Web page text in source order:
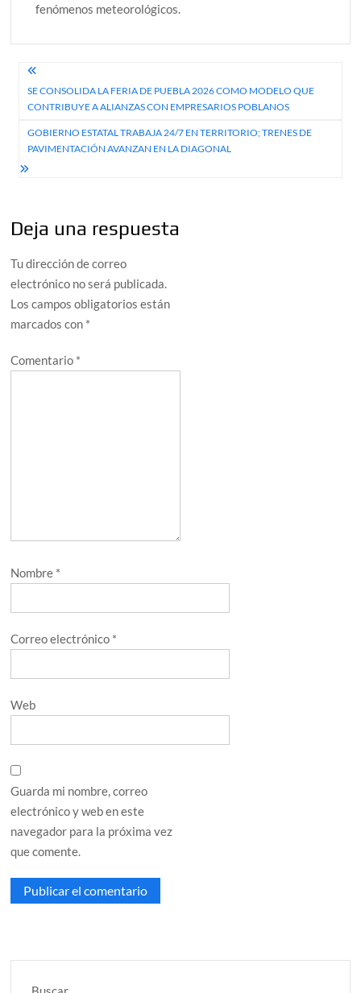
fenómenos meteorológicos.
Navegación
de
entradas
SE CONSOLIDA LA FERIA DE PUEBLA 2026 COMO MODELO QUE
CONTRIBUYE A ALIANZAS CON EMPRESARIOS POBLANOS
GOBIERNO ESTATAL TRABAJA 24/7 EN TERRITORIO; TRENES DE
PAVIMENTACIÓN AVANZAN EN LA DIAGONAL
Deja una respuesta
Tu dirección de correo
electrónico no será publicada.
Los campos obligatorios están
marcados con *
Comentario *
Nombre *
Correo electrónico *
Web
Guarda mi nombre, correo
electrónico y web en este
navegador para la próxima vez
que comente.